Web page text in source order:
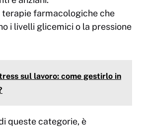
terapie farmacologiche che
i livelli glicemici o la pressione
sul lavoro: come gestirlo in
queste categorie, è